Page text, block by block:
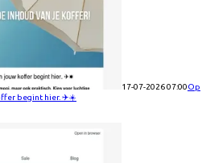
17-07-2026 07:00Op
begint hier. ✈️☀️